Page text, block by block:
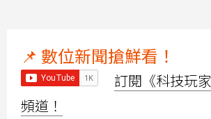
📌 數位新聞搶鮮看！
訂閱《科技玩
頻道！